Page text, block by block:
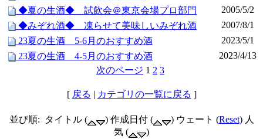
◆夏の生酒◆ 試飲会＠東京会場プロ部門
2005/5/2
◆みぞれ酒◆ 凍らせて美味しいみぞれ酒
2007/8/1
23夏の生酒 5-6月のおすすめ酒
2023/5/1
23夏の生酒 4-5月のおすすめ酒
2023/4/13
次のページ 1 2 3
[ 戻る | カテゴリの一覧に戻る ]
並び順: タイトル ( ) 作成日付 ( ) ウェート (Reset) 人
気 (
)